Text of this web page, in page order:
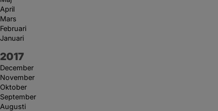
April
Mars
Februari
Januari
År:
2017
December
November
Oktober
September
Augusti